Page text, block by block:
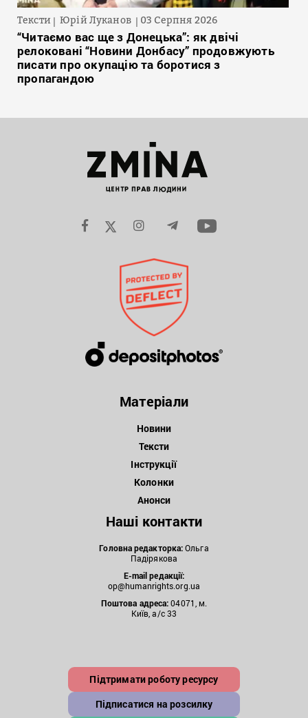
Тексти Юрій Луканов 03 Серпня 2026
“Читаємо вас ще з Донецька”: як двічі
релоковані “Новини Донбасу” продовжують
писати про окупацію та боротися з
пропагандою
Матеріали
Новини
Тексти
Інструкції
Колонки
Анонси
Наші контакти
Головна редакторка:Ольга
Падірякова
E-mail редакції:
op@humanrights.org.ua
Поштова адреса:04071, м.
Київ, а/с 33
Підтримати роботу ресурсу
Підписатися на розсилку